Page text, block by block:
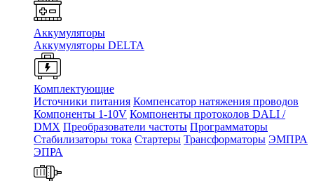
Аккумуляторы
Аккумуляторы DELTA
Комплектующие
Источники питания Компенсатор натяжения проводов
Компоненты 1-10V Компоненты протоколов DALI /
DMX Преобразователи частоты Программаторы
Стабилизаторы тока Стартеры Трансформаторы ЭМПРА
ЭПРА